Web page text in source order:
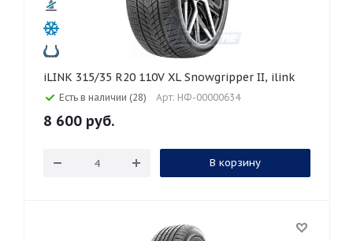
iLINK 315/35 R20 110V XL Snowgripper II, ilink
Есть в наличии (28) Арт: НФ-00000634
8 600 руб.
В корзину